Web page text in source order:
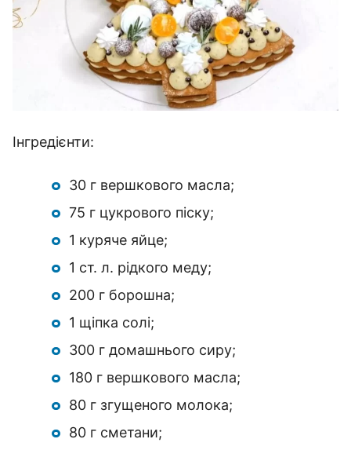
Інгредієнти:
30 г вершкового масла;
75 г цукрового піску;
1 куряче яйце;
1 ст. л. рідкого меду;
200 г борошна;
1 щіпка солі;
300 г домашнього сиру;
180 г вершкового масла;
80 г згущеного молока;
80 г сметани;